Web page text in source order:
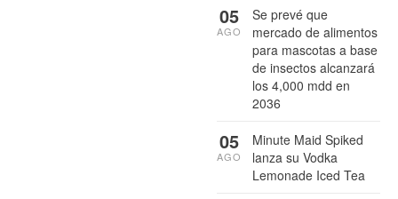
Se prevé que
mercado de alimentos
para mascotas a base
de insectos alcanzará
los 4,000 mdd en
2036
05
AGO
Minute Maid Spiked
lanza su Vodka
Lemonade Iced Tea
05
AGO